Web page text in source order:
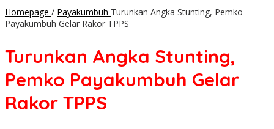
Homepage / Payakumbuh Turunkan Angka Stunting, Pemko
Payakumbuh Gelar Rakor TPPS
Turunkan Angka Stunting,
Pemko Payakumbuh Gelar
Rakor TPPS